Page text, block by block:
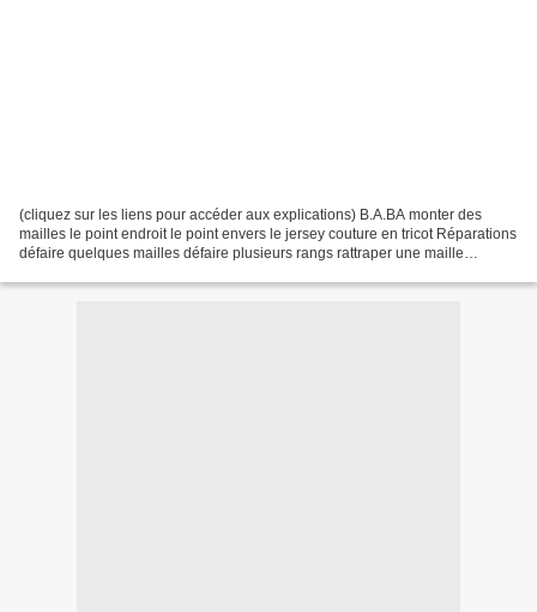
(cliquez sur les liens pour accéder aux explications) B.A.BA monter des
mailles le point endroit le point envers le jersey couture en tricot Réparations
défaire quelques mailles défaire plusieurs rangs rattraper une maille